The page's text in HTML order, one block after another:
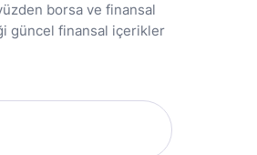
borsa ve finansal
güncel finansal içerikler